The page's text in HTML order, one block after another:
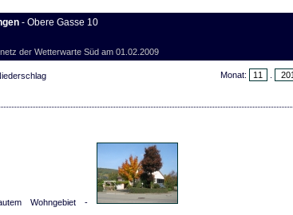
- Obere Gasse 10
der Wetterwarte Süd am 01.02.2009
Monat:
Wohngebiet -